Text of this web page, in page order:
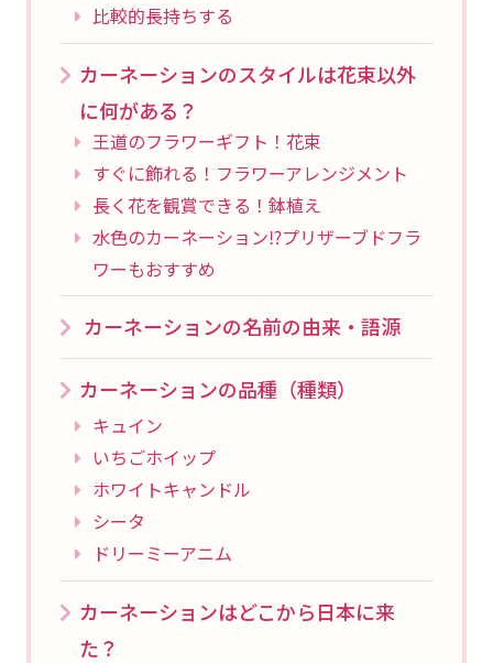
比較的長持ちする
カーネーションのスタイルは花束以外
に何がある？
王道のフラワーギフト！花束
すぐに飾れる！フラワーアレンジメント
長く花を観賞できる！鉢植え
水色のカーネーション⁉プリザーブドフラ
ワーもおすすめ
カーネーションの名前の由来・語源
カーネーションの品種（種類）
キュイン
いちごホイップ
ホワイトキャンドル
シータ
ドリーミーアニム
カーネーションはどこから日本に来
た？